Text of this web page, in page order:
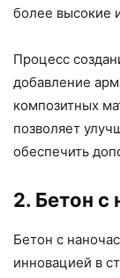
более высокие
Процесс
добавление
композитных
позволяет
обеспечить
2. Бетон с
Бетон с
инновацией в